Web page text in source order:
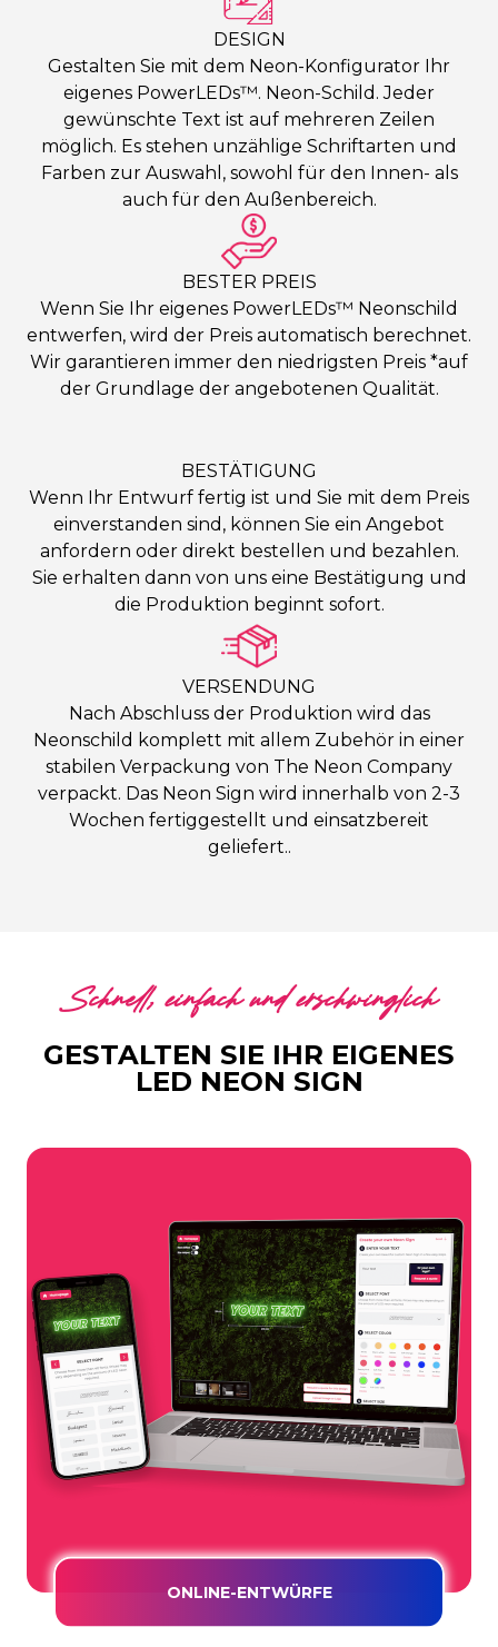
DESIGN
Gestalten Sie mit dem Neon-Konfigurator Ihr
eigenes PowerLEDs™. Neon-Schild. Jeder
gewünschte Text ist auf mehreren Zeilen
möglich. Es stehen unzählige Schriftarten und
Farben zur Auswahl, sowohl für den Innen- als
auch für den Außenbereich.
BESTER PREIS
Wenn Sie Ihr eigenes PowerLEDs™ Neonschild
entwerfen, wird der Preis automatisch berechnet.
Wir garantieren immer den niedrigsten Preis *auf
der Grundlage der angebotenen Qualität.
BESTÄTIGUNG
Wenn Ihr Entwurf fertig ist und Sie mit dem Preis
einverstanden sind, können Sie ein Angebot
anfordern oder direkt bestellen und bezahlen.
Sie erhalten dann von uns eine Bestätigung und
die Produktion beginnt sofort.
VERSENDUNG
Nach Abschluss der Produktion wird das
Neonschild komplett mit allem Zubehör in einer
stabilen Verpackung von The Neon Company
verpackt. Das Neon Sign wird innerhalb von 2-3
Wochen fertiggestellt und einsatzbereit
geliefert..
Schnell, einfach und erschwinglich
GESTALTEN SIE IHR EIGENES
LED NEON SIGN
ONLINE-ENTWÜRFE